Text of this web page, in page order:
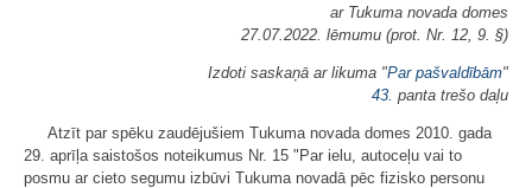
ar Tukuma novada domes
27.07.2022. lēmumu (prot. Nr. 12, 9. §)
Izdoti saskaņā ar likuma "Par pašvaldībām"
43. panta trešo daļu
Atzīt par spēku zaudējušiem Tukuma novada domes 2010. gada
29. aprīļa saistošos noteikumus Nr. 15 "Par ielu, autoceļu vai to
posmu ar cieto segumu izbūvi Tukuma novadā pēc fizisko personu